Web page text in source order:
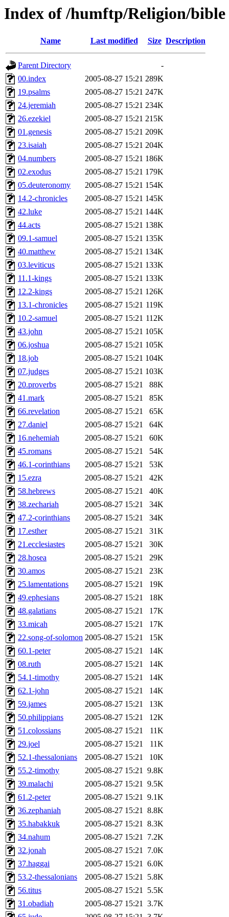
Index of /humftp/Religion/bible
Name Last modified Size Description
Parent Directory
-
00.index
2005-08-27 15:21 289K
19.psalms
2005-08-27 15:21 247K
24.jeremiah
2005-08-27 15:21 234K
26.ezekiel
2005-08-27 15:21 215K
01.genesis
2005-08-27 15:21 209K
23.isaiah
2005-08-27 15:21 204K
04.numbers
2005-08-27 15:21 186K
02.exodus
2005-08-27 15:21 179K
05.deuteronomy
2005-08-27 15:21 154K
14.2-chronicles
2005-08-27 15:21 145K
42.luke
2005-08-27 15:21 144K
44.acts
2005-08-27 15:21 138K
09.1-samuel
2005-08-27 15:21 135K
40.matthew
2005-08-27 15:21 134K
03.leviticus
2005-08-27 15:21 133K
11.1-kings
2005-08-27 15:21 133K
12.2-kings
2005-08-27 15:21 126K
13.1-chronicles
2005-08-27 15:21 119K
10.2-samuel
2005-08-27 15:21 112K
43.john
2005-08-27 15:21 105K
06.joshua
2005-08-27 15:21 105K
18.job
2005-08-27 15:21 104K
07.judges
2005-08-27 15:21 103K
20.proverbs
2005-08-27 15:21
88K
41.mark
2005-08-27 15:21
85K
66.revelation
2005-08-27 15:21
65K
27.daniel
2005-08-27 15:21
64K
16.nehemiah
2005-08-27 15:21
60K
45.romans
2005-08-27 15:21
54K
46.1-corinthians
2005-08-27 15:21
53K
15.ezra
2005-08-27 15:21
42K
58.hebrews
2005-08-27 15:21
40K
38.zechariah
2005-08-27 15:21
34K
47.2-corinthians
2005-08-27 15:21
34K
17.esther
2005-08-27 15:21
31K
21.ecclesiastes
2005-08-27 15:21
30K
28.hosea
2005-08-27 15:21
29K
30.amos
2005-08-27 15:21
23K
25.lamentations
2005-08-27 15:21
19K
49.ephesians
2005-08-27 15:21
18K
48.galatians
2005-08-27 15:21
17K
33.micah
2005-08-27 15:21
17K
22.song-of-solomon 2005-08-27 15:21
15K
60.1-peter
2005-08-27 15:21
14K
08.ruth
2005-08-27 15:21
14K
54.1-timothy
2005-08-27 15:21
14K
62.1-john
2005-08-27 15:21
14K
59.james
2005-08-27 15:21
13K
50.philippians
2005-08-27 15:21
12K
51.colossians
2005-08-27 15:21
11K
29.joel
2005-08-27 15:21
11K
52.1-thessalonians
2005-08-27 15:21
10K
55.2-timothy
2005-08-27 15:21 9.8K
39.malachi
2005-08-27 15:21 9.5K
61.2-peter
2005-08-27 15:21 9.1K
36.zephaniah
2005-08-27 15:21 8.8K
35.habakkuk
2005-08-27 15:21 8.3K
34.nahum
2005-08-27 15:21 7.2K
32.jonah
2005-08-27 15:21 7.0K
37.haggai
2005-08-27 15:21 6.0K
53.2-thessalonians
2005-08-27 15:21 5.8K
56.titus
2005-08-27 15:21 5.5K
31.obadiah
2005-08-27 15:21 3.7K